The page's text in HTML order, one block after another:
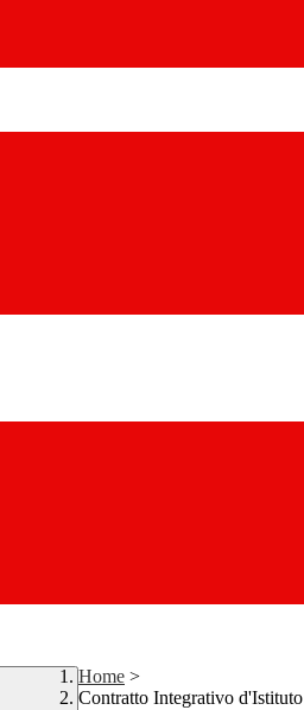
Home >
Contratto Integrativo d'Istituto